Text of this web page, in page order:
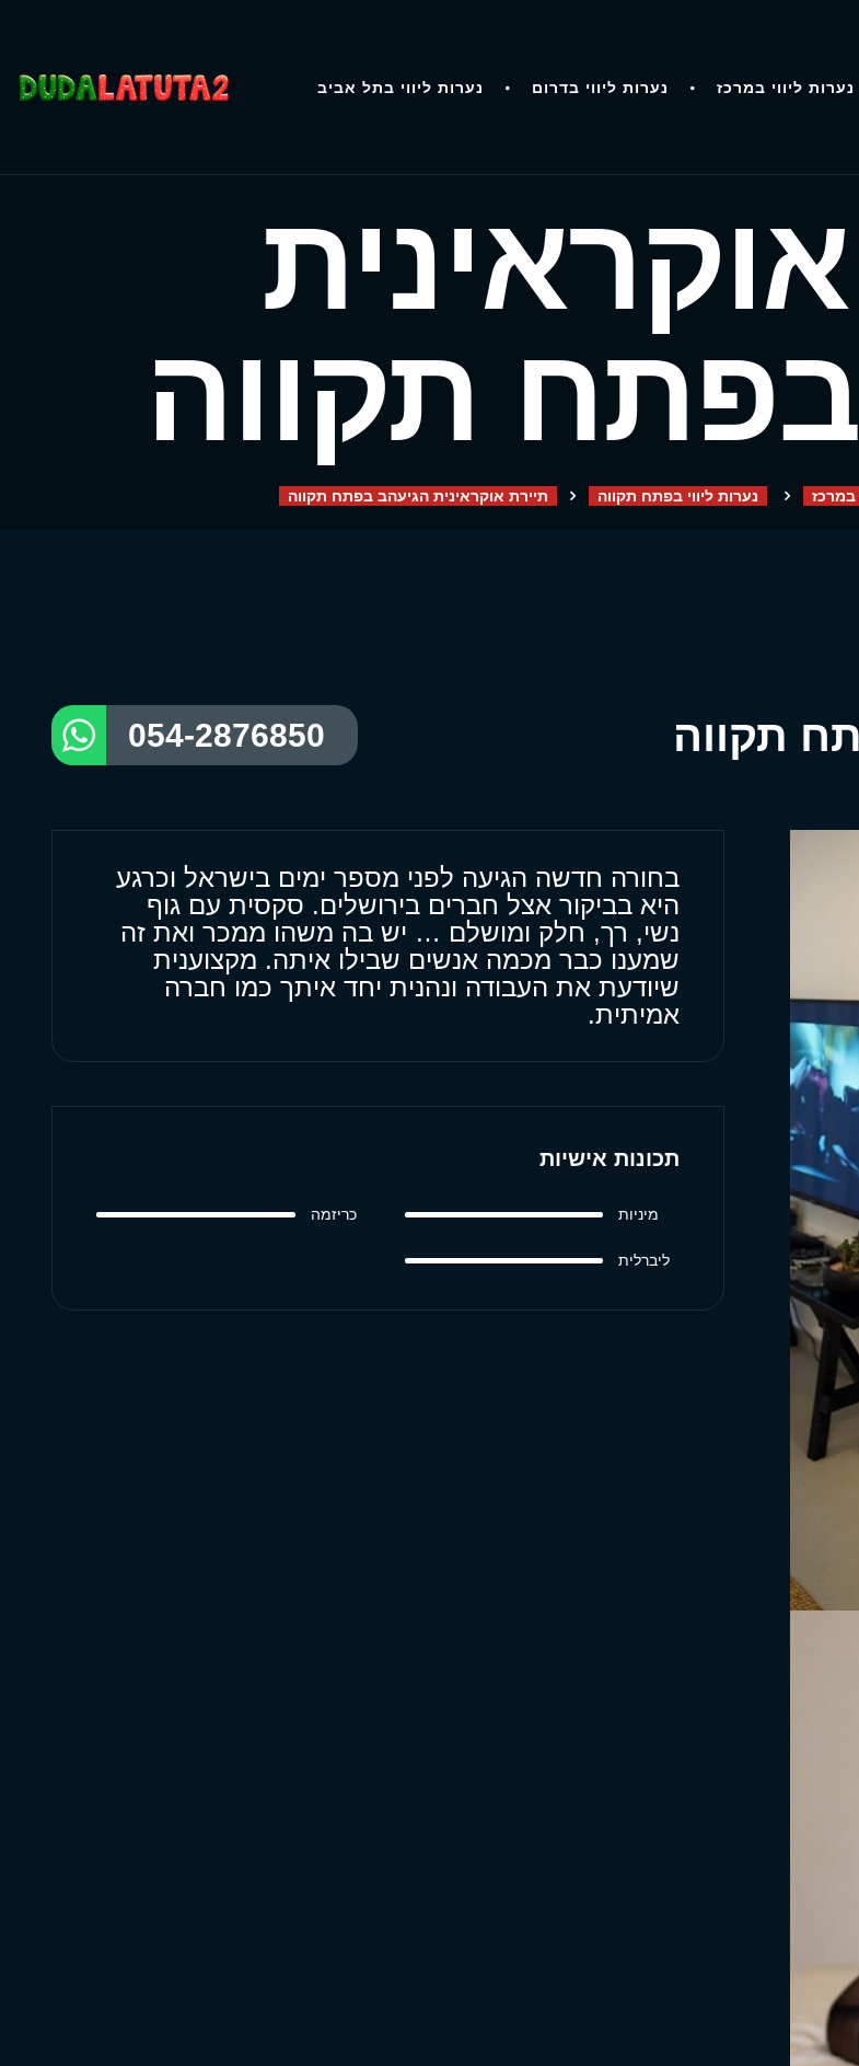
נערות ליווי בתל אביב נערות ליווי בדרום נערות ליווי במרכז
תקווה
במרכז נערות ליווי בפתח תקווה תיירת אוקראינית הגיעהב בפתח תקווה
תקווה 054-2876850
בחורה חדשה הגיעה לפני מספר ימים בישראל וכרגע
היא בביקור אצל חברים בירושלים. סקסית עם גוף
נשי, רך, חלק ומושלם … יש בה משהו ממכר ואת זה
שמענו כבר מכמה אנשים שבילו איתה. מקצוענית
שיודעת את העבודה ונהנית יחד איתך כמו חברה
אמיתית.
תכונות אישיות
מיניות כריזמה
ליברלית